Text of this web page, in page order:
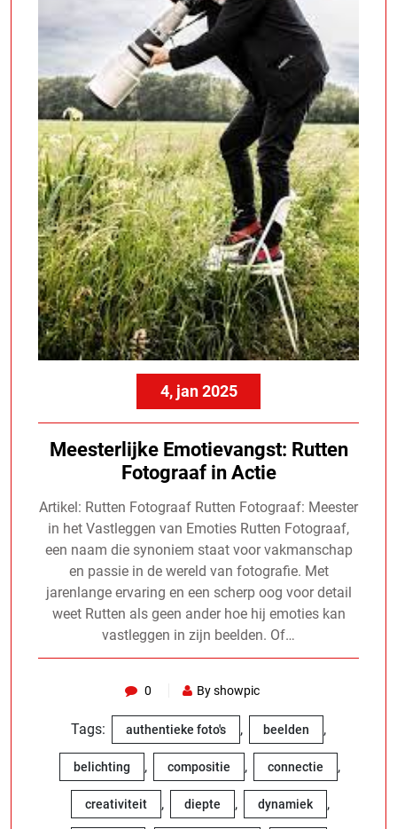
4, jan 2025
Meesterlijke Emotievangst: Rutten
Fotograaf in Actie
Artikel: Rutten Fotograaf Rutten Fotograaf: Meester
in het Vastleggen van Emoties Rutten Fotograaf,
een naam die synoniem staat voor vakmanschap
en passie in de wereld van fotografie. Met
jarenlange ervaring en een scherp oog voor detail
weet Rutten als geen ander hoe hij emoties kan
vastleggen in zijn beelden. Of…
0 By showpic
Tags: authentieke foto's , beelden ,
belichting , compositie , connectie ,
creativiteit , diepte , dynamiek ,